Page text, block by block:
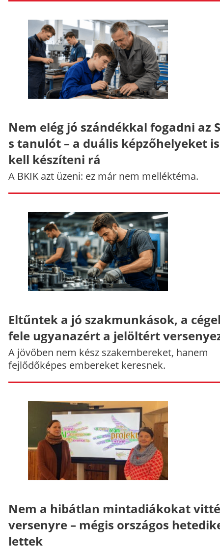
Nem elég jó szándékkal fogadni az
s tanulót – a duális képzőhelyeket
kell készíteni rá
A BKIK azt üzeni: ez már nem melléktéma.
Eltűntek a jó szakmunkások, a
fele ugyanazért a jelöltért
A jövőben nem kész szakembereket, hanem
fejlődőképes embereket keresnek.
Nem a hibátlan mintadiákokat
versenyre – mégis országos
lettek